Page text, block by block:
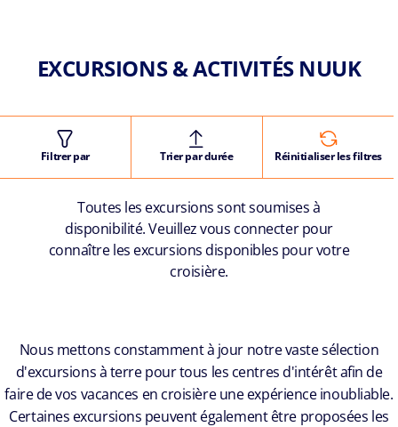
EXCURSIONS & ACTIVITÉS NUUK
Filtrer par Trier par durée Réinitialiser les filtres
Toutes les excursions sont soumises à
disponibilité. Veuillez vous connecter pour
connaître les excursions disponibles pour votre
croisière.
Nous mettons constamment à jour notre vaste sélection
d'excursions à terre pour tous les centres d'intérêt afin de
faire de vos vacances en croisière une expérience inoubliable.
Certaines excursions peuvent également être proposées les